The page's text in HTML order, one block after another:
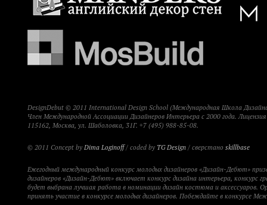
DesignDebut © 2011 International Design School (Международная Школа
Член Международной Ассоциации Дизайнеров Интерьера с 2000 года.
115162, Москва, ул. Шаболовка, 31Г. +7 (495) 988-85-08.
© 2011 Concept by Dima Loginoff/ coded by TG Design / сверстано skillbase
Ежегодный международный конкурс молодых дизайнеров «Дизайн-Дебют»
дизайнеров «Дизайн-Дебют» включает конкурс дизайна интерьера, конкурс
будет выбрана лучшая работа в номинации дизайн костюма и
принять участие в конкурсе молодых дизайнеров. Побеждайте в конкурсе